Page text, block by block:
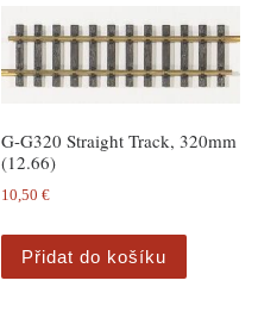
G-G320 Straight Track, 320mm
(12.66)
10,50€
Přidat do košíku